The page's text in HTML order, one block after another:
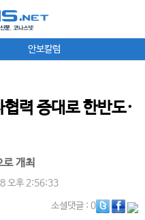
안보칼럼
력 증대로 한반도·
개최
오후 2:56:33
소셜댓글: 0